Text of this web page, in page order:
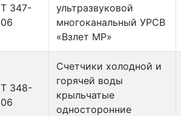
Т 347-
06
ультразвуковой
многоканальный УРСВ
«Взлет МР»
Т 348-
06
Счетчики холодной и
горячей воды
крыльчатые
односторонние